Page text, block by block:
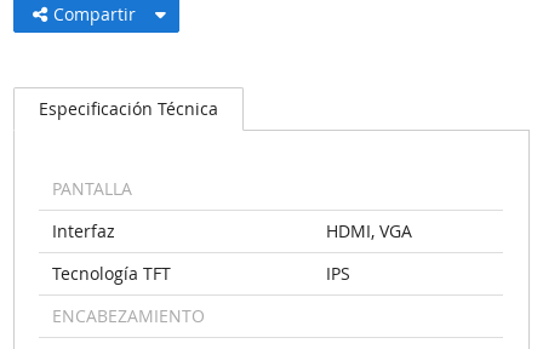
Compartir
Especificación Técnica
PANTALLA
Interfaz
HDMI, VGA
Tecnología TFT
IPS
ENCABEZAMIENTO